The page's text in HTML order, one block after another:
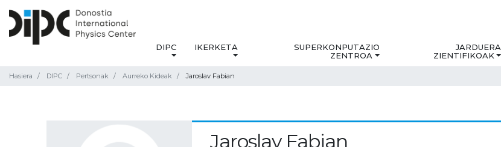
DIPC IKERKETA
SUPERKONPUTAZIO
ZENTROA
JARDUERA
ZIENTIFIKOAK
Hasiera DIPC Pertsonak Aurreko Kideak Jaroslav Fabian
Jaroslav Fabian